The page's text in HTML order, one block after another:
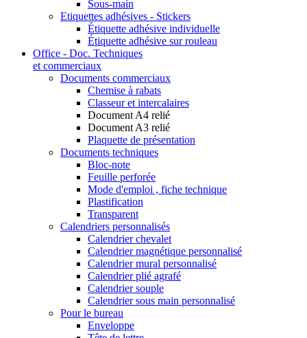
Sous-main
Etiquettes adhésives - Stickers
Étiquette adhésive individuelle
Étiquette adhésive sur rouleau
Office - Doc. Techniques
et commerciaux
Documents commerciaux
Chemise à rabats
Classeur et intercalaires
Document A4 relié
Document A3 relié
Plaquette de présentation
Documents techniques
Bloc-note
Feuille perforée
Mode d'emploi , fiche technique
Plastification
Transparent
Calendriers personnalisés
Calendrier chevalet
Calendrier magnétique personnalisé
Calendrier mural personnalisé
Calendrier plié agrafé
Calendrier souple
Calendrier sous main personnalisé
Pour le bureau
Enveloppe